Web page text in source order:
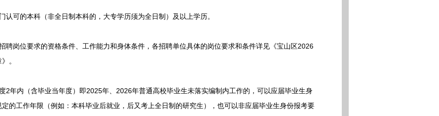
可的本科（非全日制本科的，大专学历须为全日制）及以上学历。
岗位要求的资格条件、工作能力和身体条件，各招聘单位具体的岗位要求和条件详见《宝山区2026
。
内（含毕业当年度）即2025年、2026年普通高校毕业生未落实编制内工作的，可以应届毕业生身
的工作年限（例如：本科毕业后就业，后又考上全日制的研究生），也可以非应届毕业生身份报考要